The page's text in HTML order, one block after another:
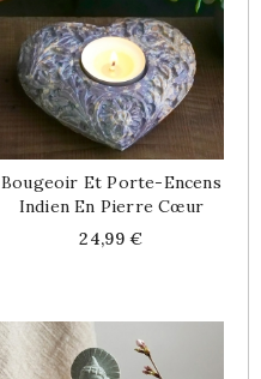
Bougeoir Et Porte-Encens
Indien En Pierre Cœur
Price
24,99 €